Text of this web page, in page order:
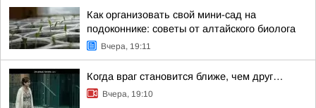
Как организовать свой мини-сад на
подоконнике: советы от алтайского биолога
Вчера, 19:11
Когда враг становится ближе, чем друг…
Вчера, 19:10